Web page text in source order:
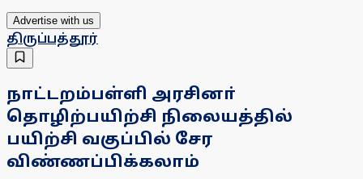
Advertise with us
திருப்பத்தூர்
நாட்டறம்பள்ளி அரசினா்
தொழிற்பயிற்சி நிலையத்தில்
பயிற்சி வகுப்பில் சேர
விண்ணப்பிக்கலாம்